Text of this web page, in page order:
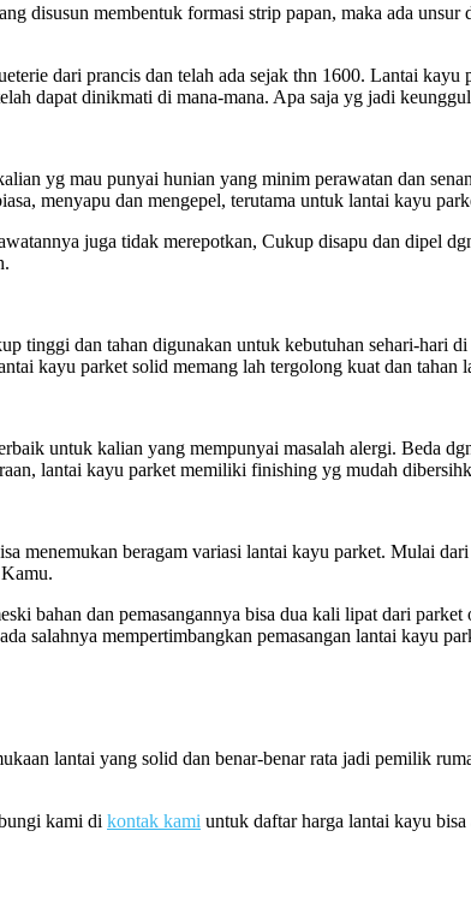
disusun membentuk formasi strip papan, maka ada
dari prancis dan telah ada sejak thn 1600. Lantai
dapat dinikmati di mana-mana. Apa saja yg jadi
yg mau punyai hunian yang minim perawatan dan
menyapu dan mengepel, terutama untuk lantai kayu
juga tidak merepotkan, Cukup disapu dan dipel
tinggi dan tahan digunakan untuk kebutuhan sehari-hari
kayu parket solid memang lah tergolong kuat dan tahan
untuk kalian yang mempunyai masalah alergi. Beda
lantai kayu parket memiliki finishing yg mudah
menemukan beragam variasi lantai kayu parket. Mulai
bahan dan pemasangannya bisa dua kali lipat dari
salahnya mempertimbangkan pemasangan lantai kayu
lantai yang solid dan benar-benar rata jadi pemilik
kami di kontak kami untuk daftar harga lantai kayu